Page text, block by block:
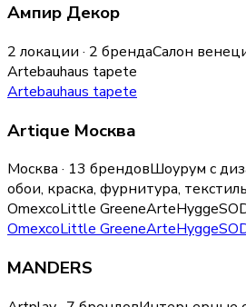
Ампир Декор
2 локации · 2 брендаСалон
Artebauhaus tapete
Artebauhaus tapete
Artique Москва
Москва · 13 брендовШоурум с
обои, краска, фурнитура,
OmexcoLittle GreeneArteHygge
OmexcoLittle GreeneArteHygge
MANDERS